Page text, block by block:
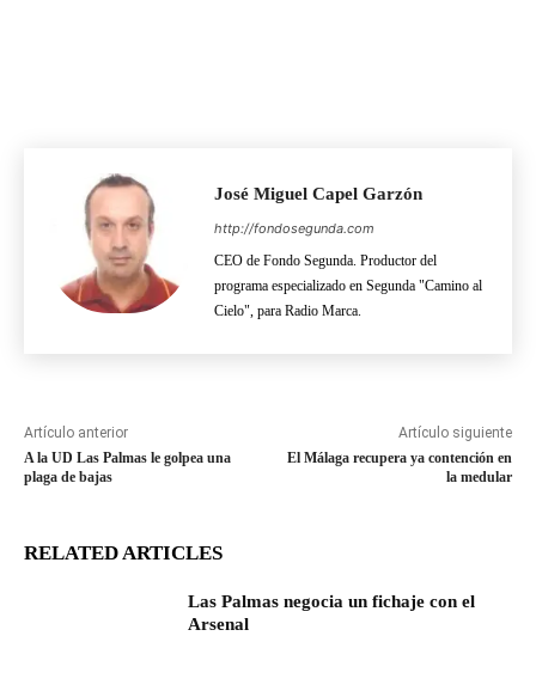
José Miguel Capel Garzón
http://fondosegunda.com
CEO de Fondo Segunda. Productor del
programa especializado en Segunda "Camino al
Cielo", para Radio Marca.
Artículo anterior
A la UD Las Palmas le golpea una
plaga de bajas
Artículo siguiente
El Málaga recupera ya contención en
la medular
RELATED ARTICLES
Las Palmas negocia un fichaje con el
Arsenal